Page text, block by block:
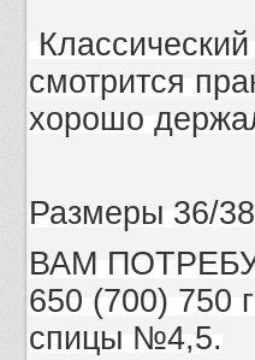
смотрится
хорошо
Размеры 36/
ВАМ
650 (700) 750
спицы №4,5.